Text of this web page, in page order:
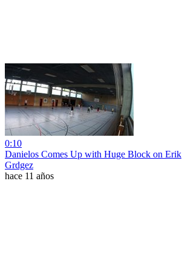
0:10
Danielos Comes Up with Huge Block on Erik
Grdgez
hace 11 años